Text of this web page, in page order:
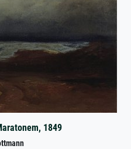
1849